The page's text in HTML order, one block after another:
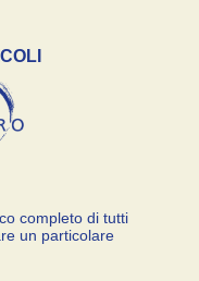
completo di tutti
un particolare